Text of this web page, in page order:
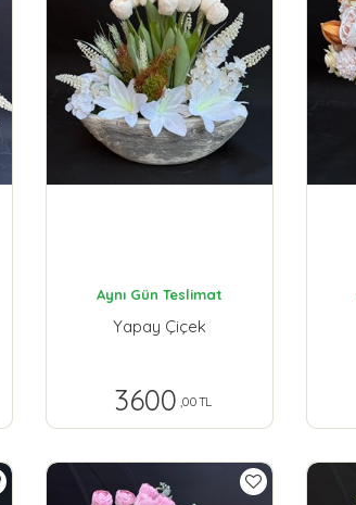
Aynı Gün Teslimat
Yapay Çiçek
3600 ,00 TL